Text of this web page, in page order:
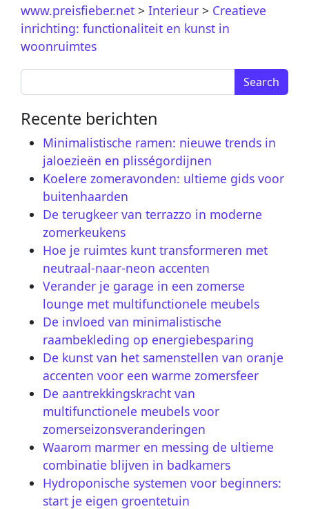
www.preisfieber.net > Interieur > Creatieve
inrichting: functionaliteit en kunst in
woonruimtes
Search for:
Recente berichten
Minimalistische ramen: nieuwe trends in
jaloezieën en plisségordijnen
Koelere zomeravonden: ultieme gids voor
buitenhaarden
De terugkeer van terrazzo in moderne
zomerkeukens
Hoe je ruimtes kunt transformeren met
neutraal-naar-neon accenten
Verander je garage in een zomerse
lounge met multifunctionele meubels
De invloed van minimalistische
raambekleding op energiebesparing
De kunst van het samenstellen van oranje
accenten voor een warme zomersfeer
De aantrekkingskracht van
multifunctionele meubels voor
zomerseizonsveranderingen
Waarom marmer en messing de ultieme
combinatie blijven in badkamers
Hydroponische systemen voor beginners:
start je eigen groentetuin